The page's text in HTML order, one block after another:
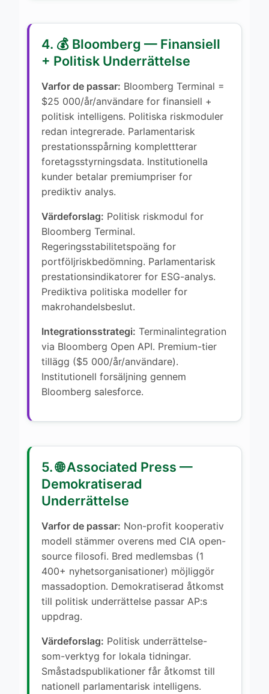
4. 💰 Bloomberg — Finansiell
+ Politisk Underrättelse
Varfor de passar: Bloomberg Terminal =
$25 000/år/användare for finansiell +
politisk intelligens. Politiska riskmoduler
redan integrerade. Parlamentarisk
prestationsspårning komplettterar
foretagsstyrningsdata. Institutionella
kunder betalar premiumpriser for
prediktiv analys.
Värdeforslag: Politisk riskmodul for
Bloomberg Terminal.
Regeringsstabilitetspoäng for
portföljriskbedömning. Parlamentarisk
prestationsindikatorer for ESG-analys.
Prediktiva politiska modeller for
makrohandelsbeslut.
Integrationsstrategi: Terminalintegration
via Bloomberg Open API. Premium-tier
tillägg ($5 000/år/användare).
Institutionell forsäljning gennem
Bloomberg salesforce.
5. 🌐 Associated Press —
Demokratiserad
Underrättelse
Varfor de passar: Non-profit kooperativ
modell stämmer overens med CIA open-
source filosofi. Bred medlemsbas (1
400+ nyhetsorganisationer) möjliggör
massadoption. Demokratiserad åtkomst
till politisk underrättelse passar AP:s
uppdrag.
Värdeforslag: Politisk underrättelse-
som-verktyg for lokala tidningar.
Småstadspublikationer får åtkomst till
nationell parlamentarisk intelligens.